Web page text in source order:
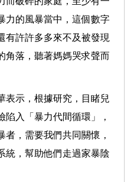
力的風暴當中，這個數字
有許許多多來不及被發現
角落，聽著媽媽哭求聲而
表示，根據研究，目睹兒
陷入「暴力代間循環」，
，需要我們共同關懷，
統，幫助他們走過家暴陰